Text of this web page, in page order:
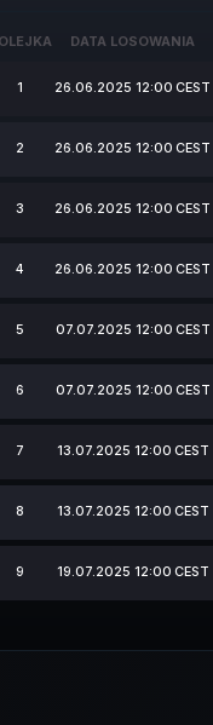
DATA LOSOWANIA
1 26.06.2025 12:00 CEST
2 26.06.2025 12:00 CEST
3 26.06.2025 12:00 CEST
4 26.06.2025 12:00 CEST
5 07.07.2025 12:00 CEST
6 07.07.2025 12:00 CEST
7 13.07.2025 12:00 CEST
8 13.07.2025 12:00 CEST
9 19.07.2025 12:00 CEST